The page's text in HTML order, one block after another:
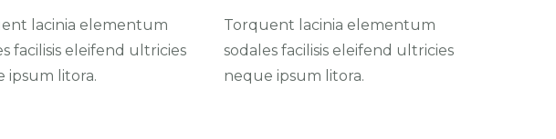
lacinia elementum
facilisis eleifend ultricies
ipsum litora.
Torquent lacinia elementum
sodales facilisis eleifend ultricies
neque ipsum litora.